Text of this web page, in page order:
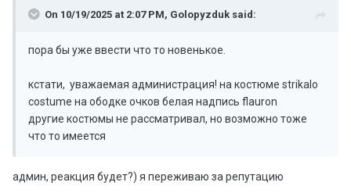
On 10/19/2025 at 2:07 PM, Golopyzduk said:
пора бы уже ввести что то новенькое.
кстати, уважаемая администрация! на костюме strikalo
costume на ободке очков белая надпись flauron
другие костюмы не рассматривал, но возможно тоже
что то имеется
админ, реакция будет?) я переживаю за репутацию